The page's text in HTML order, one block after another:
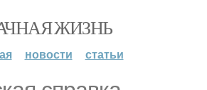
ЖИЗНЬ
новости статьи